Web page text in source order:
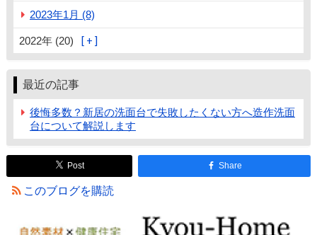
2023年1月 (8)
2022年 (20)
最近の記事
後悔多数？新居の洗面台で失敗したくない方へ造作洗面
台について解説します
Post Share
このブログを購読